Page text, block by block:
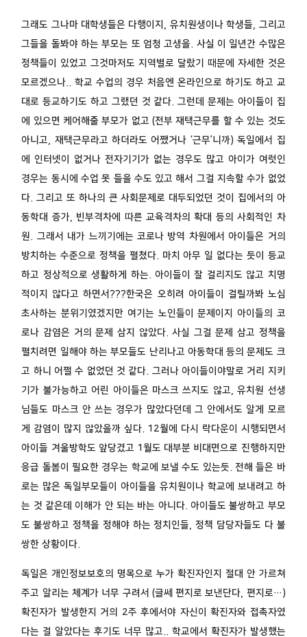
그래도 그나마 대학생들은 다행이지, 유치원생이나 학생들, 그리고
그들을 돌봐야 하는 부모는 또 엄청 고생을. 사실 이 일년간 수많은
정책들이 있었고 그것마저도 지역별로 달랐기 때문에 자세한 것은
모르겠으나.. 학교 수업의 경우 처음엔 온라인으로 하기도 하고 교
대로 등교하기도 하고 그랬던 것 같다. 그런데 문제는 아이들이 집
에 있으면 케어해줄 부모가 없고 (전부 재택근무를 할 수 있는 것도
아니고, 재택근무라고 하더라도 어쨌거나 ‘근무’니까) 독일에서 집
에 인터넷이 없거나 전자기기가 없는 경우도 많고 아이가 여럿인
경우는 동시에 수업 못 들을 수도 있고 해서 그걸 지속할 수가 없었
다. 그리고 또 하나의 큰 사회문제로 대두되었던 것이 집에서의 아
동학대 증가, 빈부격차에 따른 교육격차의 확대 등의 사회적인 차
원. 그래서 내가 느끼기에는 코로나 방역 차원에서 아이들은 거의
방치하는 수준으로 정책을 펼쳤다. 마치 아무 일 없다는 듯이 등교
하고 정상적으로 생활하게 하는. 아이들이 잘 걸리지도 않고 치명
적이지 않다고 하면서???한국은 오히려 아이들이 걸릴까봐 노심
초사하는 분위기였겠지만 여기는 노인들이 문제이지 아이들의 코
로나 감염은 거의 문제 삼지 않았다. 사실 그걸 문제 삼고 정책을
펼치려면 일해야 하는 부모들도 난리나고 아동학대 등의 문제도 크
고 하니 어쩔 수 없었던 것 같다. 그러나 아이들이야말로 거리 지키
기가 불가능하고 어린 아이들은 마스크 쓰지도 않고, 유치원 선생
님들도 마스크 안 쓰는 경우가 많았다던데 그 안에서도 알게 모르
게 감염이 많지 않았을까 싶다. 12월에 다시 락다운이 시행되면서
아이들 겨울방학도 앞당겼고 1월도 대부분 비대면으로 진행하지만
응급 돌봄이 필요한 경우는 학교에 보낼 수도 있는듯. 전해 들은 바
로는 많은 독일부모들이 아이들을 유치원이나 학교에 보내려고 하
는 것 같은데 이해가 안 되는 바는 아니다. 아이들도 불쌍하고 부모
도 불쌍하고 정책을 정해야 하는 정치인들, 정책 담당자들도 다 불
쌍한 상황이다.
독일은 개인정보보호의 명목으로 누가 확진자인지 절대 안 가르쳐
주고 알리는 체계가 너무 구려서 (글쎄 편지로 보낸단다, 편지로…)
확진자가 발생한지 거의 2주 후에서야 자신이 확진자와 접촉자였
다는 걸 알았다는 후기도 너무 많고.. 학교에서 확진자가 발생했는